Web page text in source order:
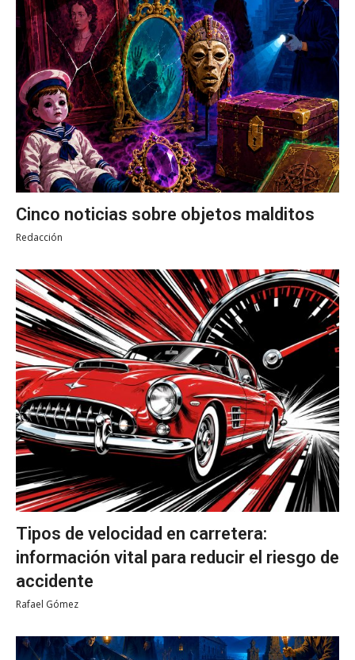
Cinco noticias sobre objetos malditos
Redacción
Tipos de velocidad en carretera:
información vital para reducir el riesgo de
accidente
Rafael Gómez